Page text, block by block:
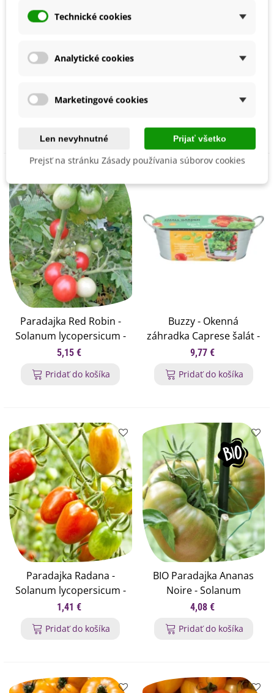
Paradajka kríčková
lycopersicum - semená
4,90 €
lycopersicum - semená
Paradajka Red Robin -
Solanum lycopersicum -
semená paradajok - 6 ks
5,15 €
Pridať do košíka
Buzzy - Okenná
záhradka Caprese šalát -
Pieterpik - 1 ks
9,77 €
Pridať do košíka
Paradajka Radana -
Solanum lycopersicum -
semená paradajky - 15
1,41 €
Pridať do košíka
BIO Paradajka Ananas
Noire - Solanum
lycopersicum - semená
4,08 €
Pridať do košíka
Technické cookies
Analytické cookies
Marketingové cookies
Len nevyhnutné Prijať všetko
Prejsť na stránku Zásady používania súborov cookies